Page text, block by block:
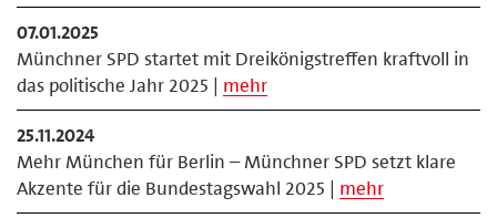
07.01.2025
Münchner SPD startet mit Dreikönigstreffen kraftvoll in
das politische Jahr 2025 | mehr
25.11.2024
Mehr München für Berlin – Münchner SPD setzt klare
Akzente für die Bundestagswahl 2025 | mehr